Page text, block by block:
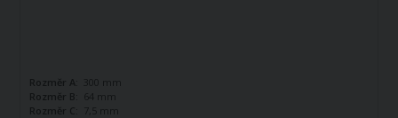
Rozměr A:
300 mm
Rozměr B: 64 mm
Rozměr C:
7,5 mm